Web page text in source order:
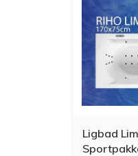
Ligbad